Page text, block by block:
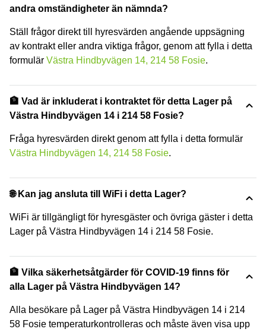
andra omständigheter än nämnda?
Ställ frågor direkt till hyresvärden angående uppsägning
av kontrakt eller andra viktiga frågor, genom att fylla i detta
formulär Västra Hindbyvägen 14, 214 58 Fosie.
🏦 Vad är inkluderat i kontraktet för detta Lager på
Västra Hindbyvägen 14 i 214 58 Fosie?
Fråga hyresvärden direkt genom att fylla i detta formulär
Västra Hindbyvägen 14, 214 58 Fosie.
🌐 Kan jag ansluta till WiFi i detta Lager?
WiFi är tillgängligt för hyresgäster och övriga gäster i detta
Lager på Västra Hindbyvägen 14 i 214 58 Fosie.
🏦 Vilka säkerhetsåtgärder för COVID-19 finns för
alla Lager på Västra Hindbyvägen 14?
Alla besökare på Lager på Västra Hindbyvägen 14 i 214
58 Fosie temperaturkontrolleras och måste även visa upp